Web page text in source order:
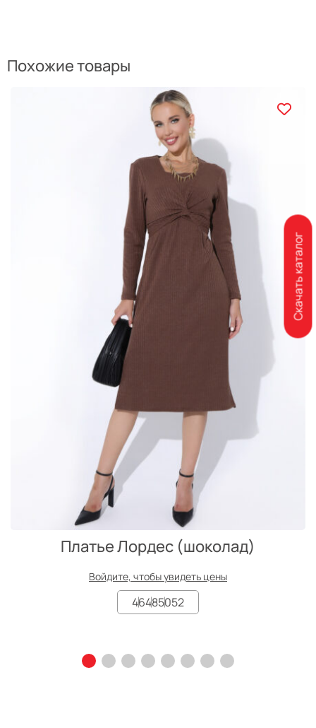
Похожие товары
Платье Лордес (шоколад)
Войдите, чтобы увидеть цены
46485052
Скачать каталог